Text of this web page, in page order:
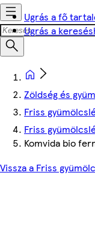
Ugrás a fő
Ugrás a
Zöldség és
Friss
Friss
Komvida bio
Vissza a Friss